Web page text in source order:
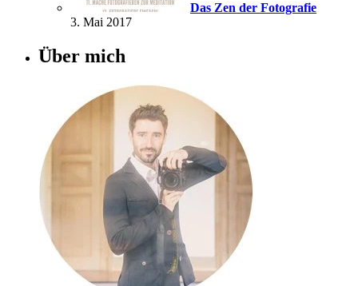
Das Zen der Fotografie
3. Mai 2017
Über mich